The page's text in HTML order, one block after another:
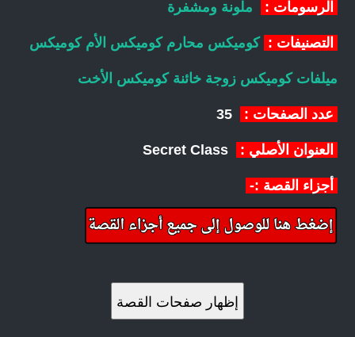
الرسومات : ملونة ومشفرة
التصنيفات : كوميكس محارم كوميكس الأم كوميكس
ميلفات كوميكس زوجة خائنة كوميكس الأخت
عدد الصفحات :
العنوان الأصلي :
أجزاء القصة :-
إظهار صفحات القصة